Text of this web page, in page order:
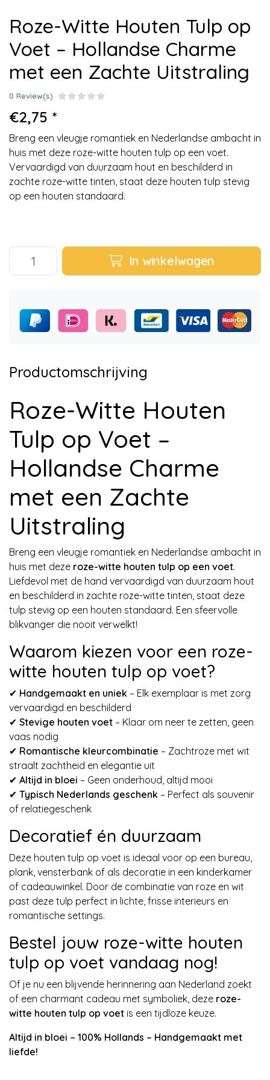
Roze-Witte Houten Tulp op
Voet – Hollandse Charme
met een Zachte Uitstraling
0 Review(s)
€2,75 *
Breng een vleugje romantiek en Nederlandse ambacht in
huis met deze roze-witte houten tulp op een voet.
Vervaardigd van duurzaam hout en beschilderd in
zachte roze-witte tinten, staat deze houten tulp stevig
op een houten standaard.
In winkelwagen
Productomschrijving
Roze-Witte Houten
Tulp op Voet –
Hollandse Charme
met een Zachte
Uitstraling
Breng een vleugje romantiek en Nederlandse ambacht in
huis met deze roze-witte houten tulp op een voet.
Liefdevol met de hand vervaardigd van duurzaam hout
en beschilderd in zachte roze-witte tinten, staat deze
tulp stevig op een houten standaard. Een sfeervolle
blikvanger die nooit verwelkt!
Waarom kiezen voor een roze-
witte houten tulp op voet?
✔ Handgemaakt en uniek – Elk exemplaar is met zorg
vervaardigd en beschilderd
✔ Stevige houten voet – Klaar om neer te zetten, geen
vaas nodig
✔ Romantische kleurcombinatie – Zachtroze met wit
straalt zachtheid en elegantie uit
✔ Altijd in bloei – Geen onderhoud, altijd mooi
✔ Typisch Nederlands geschenk – Perfect als souvenir
of relatiegeschenk
Decoratief én duurzaam
Deze houten tulp op voet is ideaal voor op een bureau,
plank, vensterbank of als decoratie in een kinderkamer
of cadeauwinkel. Door de combinatie van roze en wit
past deze tulp perfect in lichte, frisse interieurs en
romantische settings.
Bestel jouw roze-witte houten
tulp op voet vandaag nog!
Of je nu een blijvende herinnering aan Nederland zoekt
of een charmant cadeau met symboliek, deze roze-
witte houten tulp op voet is een tijdloze keuze.
Altijd in bloei – 100% Hollands – Handgemaakt met
liefde!